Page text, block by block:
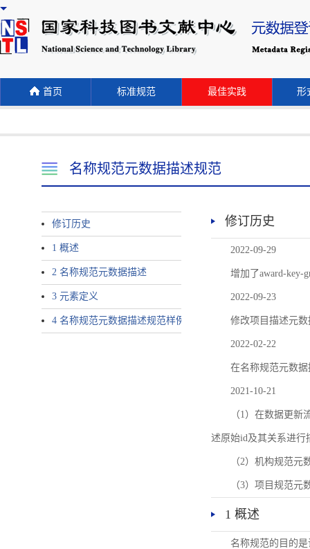
首页 标准规范 最佳实践 形
名称规范元数据描述规范
修订历史
1 概述
2 名称规范元数据描述
3 元素定义
4 名称规范元数据描述规范样例
修订历史
2022-09-29
增加了award-key-
2022-09-23
修改项目描述元
2022-02-22
在名称规范元数
2021-10-21
（1）在数据更
述原始id及其关系进行
（2）机构规范元
（3）项目规范
1 概述
名称规范的目的